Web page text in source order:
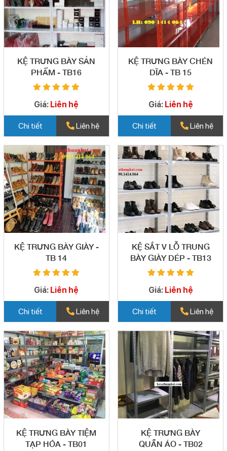
KỆ TRƯNG BÀY SẢN
PHẨM - TB16
Giá: Liên hệ
Chi tiết Liên hệ
KỆ TRƯNG BÀY CHÉN
DĨA - TB 15
Giá: Liên hệ
Chi tiết Liên hệ
KỆ TRƯNG BÀY GIÀY -
TB 14
Giá: Liên hệ
Chi tiết Liên hệ
KỆ SẮT V LỖ TRUNG
BÀY GIÀY DÉP - TB13
Giá: Liên hệ
Chi tiết Liên hệ
KỆ TRƯNG BÀY TIỆM
TẠP HÓA - TB01
KỆ TRƯNG BÀY
QUẦN ÁO - TB02